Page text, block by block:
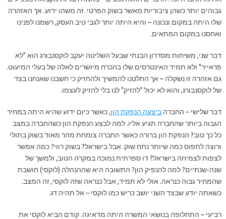
גבוהים יותר כשהן ציבוריות מאשר בשוק הפרטי. זה משהו ידוע. אך האזהרה
שלו היתה במקום ונכונה – והיא היתה יותר לגבי טיב העסק, רשמנו לפנינו
ואחסנו במקום המתאים.
דבר שני, משיחות מסדרון הבנתי שבעל השליטה יעקב לוקסנבורג הוא "לא
פראייר" ולא תמיד האינטרסים שלו בהכרח מיושרים לאלה של בעלי המיעוט.
גם אזהרה זו נשקלה – אך החלטנו להמשיך ולהחזיק כי חשבנו שאנחנו בצד
של לוקסנבורג, והוא לא יכול "להזיק" לנו בלי להזיק לעצמו.
דבר שלישי – החברהביצעה הנפקת הון, כאשר כיום ידוע שהיא היתה במחיר
הגבוה ביותר שהחברה תגיע אליו. למה לבצע הנפקת הון כשהחברה במצב
כל כך טוב? הנפקת הון ברורה כאשר החברה צומחת מהר מאוד בשוק בתולי
ורוצה לתפוס כמה שיותר נתח שוק. אבל בישראל? בשוק רווי? כמה אפשר
לצפות לצמיחה בישראל? דו ספרתית נמוכה במקרה הטוב, ולמשך של
שנה-שנתיים? למה להנפיק הון? התשובה היא שההנהלה (לוקסי) חושבת
שהמחיר גבוה כנראה. אולי לא תמיד, אבל כנראה שזה לוקסי, זה המצב.
כשאתה יודע שבצד השני יושב כריש כמו לוקסי – אל תהיה דג.
רביעי – התחלופה בנושאי המשרה היתה מדאיגה. קודם הביא לוקסי את